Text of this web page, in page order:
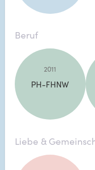
Beruf
2011
PH-FHNW
Liebe &